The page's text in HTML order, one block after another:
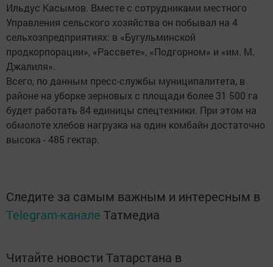
Ильдус Касымов. Вместе с сотрудниками местного
Управления сельского хозяйства он побывал на 4
сельхозпредприятиях: в «Бугульминской
продкорпорации», «Рассвете», «Подгорном» и «им. М.
Джалиля».
Всего, по данным пресс-службы муниципалитета, в
районе на уборке зерновых с площади более 31 500 га
будет работать 84 единицы спецтехники. При этом на
обмолоте хлебов нагрузка на один комбайн достаточно
высока - 485 гектар.
Следите за самым важным и интересным в
Telegram-канале Татмедиа
Читайте новости Татарстана в